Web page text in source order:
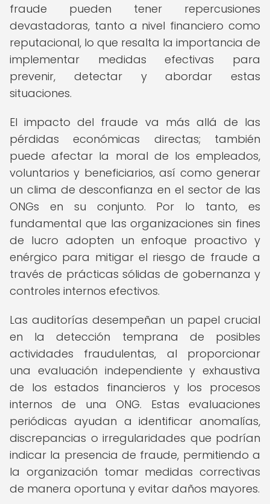
fraude pueden tener repercusiones
devastadoras, tanto a nivel financiero como
reputacional, lo que resalta la importancia de
implementar medidas efectivas para
prevenir, detectar y abordar estas
situaciones.
El impacto del fraude va más allá de las
pérdidas económicas directas; también
puede afectar la moral de los empleados,
voluntarios y beneficiarios, así como generar
un clima de desconfianza en el sector de las
ONGs en su conjunto. Por lo tanto, es
fundamental que las organizaciones sin fines
de lucro adopten un enfoque proactivo y
enérgico para mitigar el riesgo de fraude a
través de prácticas sólidas de gobernanza y
controles internos efectivos.
Las auditorías desempeñan un papel crucial
en la detección temprana de posibles
actividades fraudulentas, al proporcionar
una evaluación independiente y exhaustiva
de los estados financieros y los procesos
internos de una ONG. Estas evaluaciones
periódicas ayudan a identificar anomalías,
discrepancias o irregularidades que podrían
indicar la presencia de fraude, permitiendo a
la organización tomar medidas correctivas
de manera oportuna y evitar daños mayores.